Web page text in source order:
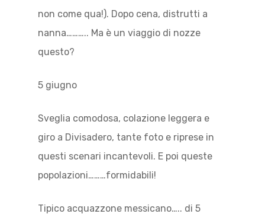
non come qua!). Dopo cena, distrutti a
nanna……….. Ma è un viaggio di nozze
questo?
5 giugno
Sveglia comodosa, colazione leggera e
giro a Divisadero, tante foto e riprese in
questi scenari incantevoli. E poi queste
popolazioni………formidabili!
Tipico acquazzone messicano….. di 5